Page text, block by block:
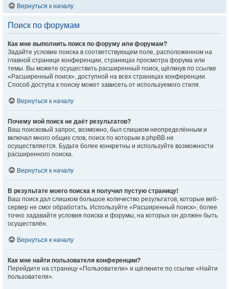
Вернуться к началу
Поиск по форумам
Как мне выполнить поиск по форуму или форумам?
Задайте условие поиска в соответствующем поле, расположенном на
главной странице конференции, страницах просмотра форума или
темы. Вы можете осуществить расширенный поиск, щёлкнув по ссылке
«Расширенный поиск», доступной на всех страницах конференции.
Способ доступа к поиску может зависеть от используемого стиля.
Вернуться к началу
Почему мой поиск не даёт результатов?
Ваш поисковый запрос, возможно, был слишком неопределённым и
включал много общих слов, поиск по которым в phpBB не
осуществляется. Будьте более конкретны и используйте возможности
расширенного поиска.
Вернуться к началу
В результате моего поиска я получил пустую страницу!
Ваш поиск дал слишком большое количество результатов, которые веб-
сервер не смог обработать. Используйте «Расширенный поиск», более
точно задавайте условия поиска и форумы, на которых он должен быть
осуществлён.
Вернуться к началу
Как мне найти пользователя конференции?
Перейдите на страницу «Пользователи» и щёлкните по ссылке «Найти
пользователя».